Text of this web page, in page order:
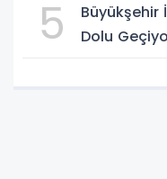
5
Büyükşehir
Dolu